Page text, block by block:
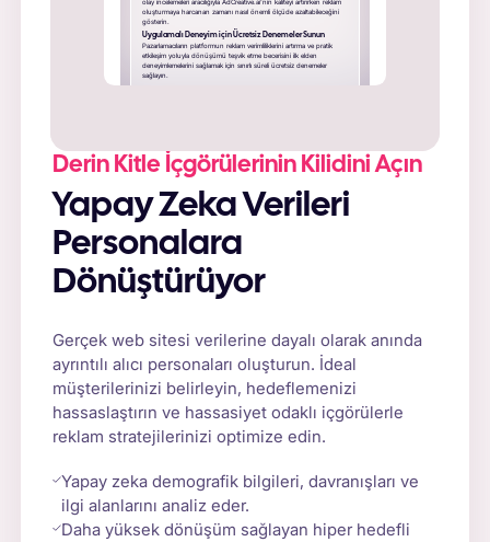
Derin Kitle İçgörülerinin Kilidini Açın
Yapay Zeka Verileri
Personalara
Dönüştürüyor
Gerçek web sitesi verilerine dayalı olarak anında
ayrıntılı alıcı personaları oluşturun. İdeal
müşterilerinizi belirleyin, hedeflemenizi
hassaslaştırın ve hassasiyet odaklı içgörülerle
reklam stratejilerinizi optimize edin.
Yapay zeka demografik bilgileri, davranışları ve
ilgi alanlarını analiz eder.
Daha yüksek dönüşüm sağlayan hiper hedefli
olay incelemeleri aracılığıyla AdCreative.ai'nin kaliteyi artırırken reklam
oluşturmaya harcanan zamanı nasıl önemli ölçüde azaltabileceğini
gösterin.
Uygulamalı Deneyim için Ücretsiz Denemeler Sunun
Pazarlamacıların platformun reklam verimliliklerini artırma ve pratik
etkileşim yoluyla dönüşümü teşvik etme becerisini ilk elden
deneyimlemelerini sağlamak için sınırlı süreli ücretsiz denemeler
sağlayın.